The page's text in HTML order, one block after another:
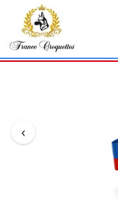
Passer
contenu
‹